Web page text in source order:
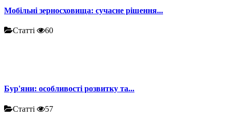
Мобільні зерносховища: сучасне рішення...
Статті 60
Бур'яни: особливості розвитку та...
Статті 57